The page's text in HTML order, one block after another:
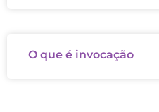
O que é invocação